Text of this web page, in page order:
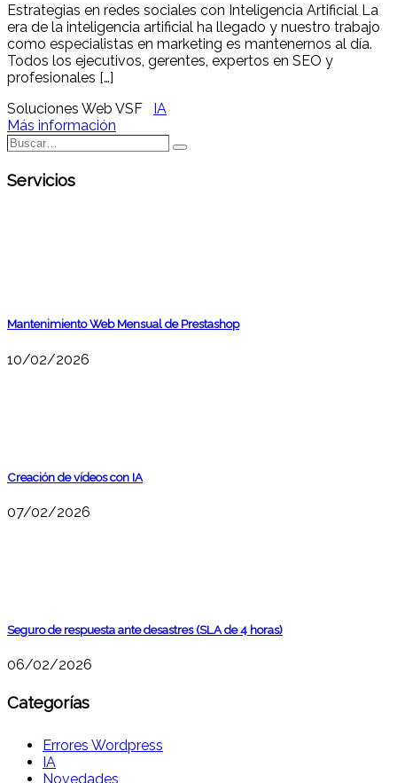
Estrategias en redes sociales con Inteligencia Artificial La
era de la inteligencia artificial ha llegado y nuestro trabajo
como especialistas en marketing es mantenernos al día.
Todos los ejecutivos, gerentes, expertos en SEO y
profesionales […]
Soluciones Web VSF
IA
Más información
Buscar…
Buscar
Servicios
Mantenimiento Web Mensual de Prestashop
10/02/2026
Creación de vídeos con IA
07/02/2026
Seguro de respuesta ante desastres (SLA de 4 horas)
06/02/2026
Categorías
Errores Wordpress
IA
Novedades